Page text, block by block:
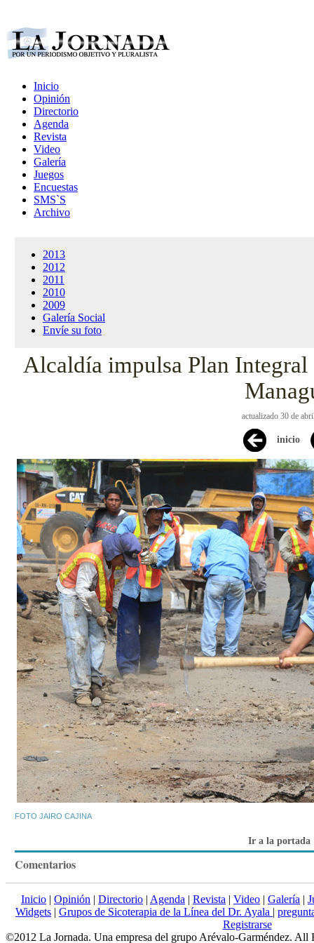
Inicio
Opinión
Directorio
Agenda
Revista
Video
Galería
Juegos
Encuestas
SMS`S
Archivo
2013
2012
2011
2010
2009
Galería Social
Envíe su foto
Alcaldía impulsa Plan Integral
actualizado 30 de
inicio
FOTO JAIRO CAJINA
Ir a la portada
Comentarios
Inicio | Opinión | Directorio | Agenda | Revista | Video | Galería |
Widgets | Grupos de Sicoterapia de la Línea del Dr. Ayala |
Registrarse
©2012 La Jornada. Una empresa del grupo Arévalo-Garméndez. All